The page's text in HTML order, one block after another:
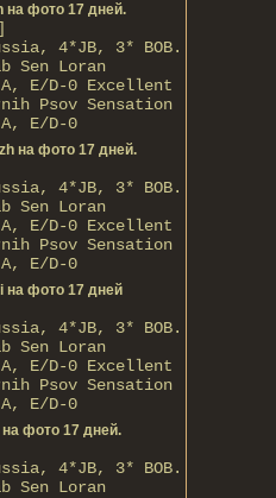
на фото 17 дней.
4*JB, 3* BOB.
Sen Loran
E/D-0 Excellent
Psov Sensation
E/D-0
на фото 17 дней.
4*JB, 3* BOB.
Sen Loran
E/D-0 Excellent
Psov Sensation
E/D-0
на фото 17 дней
4*JB, 3* BOB.
Sen Loran
E/D-0 Excellent
Psov Sensation
E/D-0
фото 17 дней.
4*JB, 3* BOB.
Sen Loran